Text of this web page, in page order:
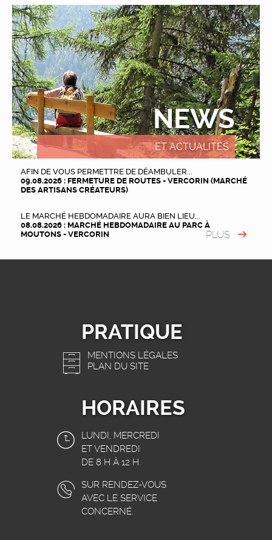
NEWS
ET ACTUALITÉS
AFIN DE VOUS PERMETTRE DE DÉAMBULER...
09.08.2026 : FERMETURE DE ROUTES - VERCORIN (MARCHÉ
DES ARTISANS CRÉATEURS)
LE MARCHÉ HEBDOMADAIRE AURA BIEN LIEU...
08.08.2026 : MARCHÉ HEBDOMADAIRE AU PARC À
MOUTONS - VERCORIN
PLUS
PRATIQUE
MENTIONS LÉGALES
PLAN DU SITE
HORAIRES
LUNDI, MERCREDI
ET VENDREDI
DE 8 H À 12 H.
SUR RENDEZ-VOUS
AVEC LE SERVICE
CONCERNÉ.